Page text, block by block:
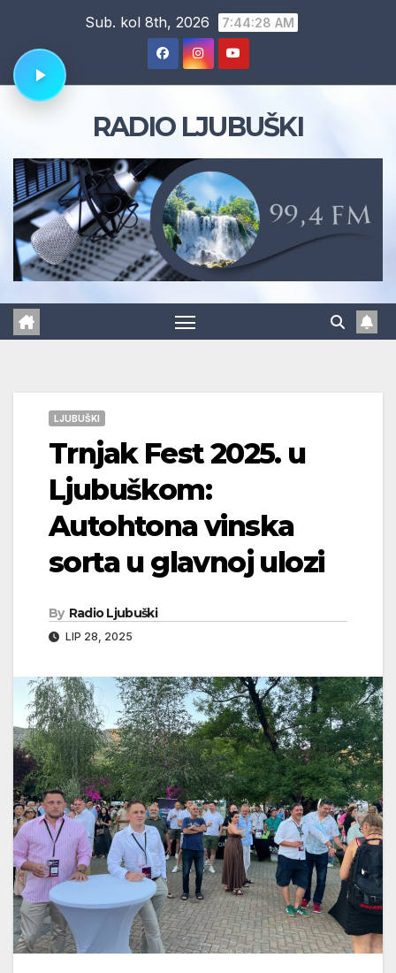
content
Sub. kol 8th, 2026 7:44:29 AM
RADIO LJUBUŠKI
LJUBUŠKI
Trnjak Fest 2025. u
Ljubuškom:
Autohtona vinska
sorta u glavnoj ulozi
By Radio Ljubuški
LIP 28, 2025